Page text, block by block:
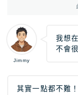
日亞｜最新優
日亞｜必買
日亞｜
Jimmy
我想在
不會
其實一點都不難